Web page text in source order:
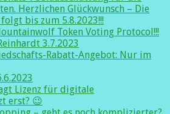
Herzlichen Glückwunsch – Die
bis zum 5.8.2023!!!
Token Voting Protocol!!!
3.7.2023
Rabatt-Angebot: Nur im
Lizenz für digitale
erst? 😉